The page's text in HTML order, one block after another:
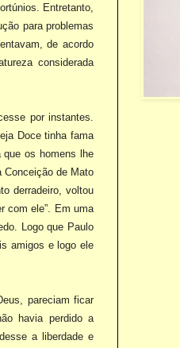
Entretanto,
para problemas
de acordo
considerada
por instantes.
Docetinha fama
que os homens lhe
Conceição de Mato
derradeiro, voltou
com ele”. Em uma
Logo que Paulo
amigos e logo ele
pareciam ficar
havia perdido a
a liberdade e